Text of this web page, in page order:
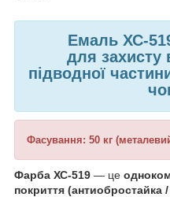
Емаль ХС-
для захисту
підводної
Фасування: 50 кг
Фарба ХС-519 — це
покриття (антиобростайка